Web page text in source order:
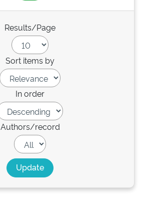
Results/Page
Sort items by
In order
Authors/record